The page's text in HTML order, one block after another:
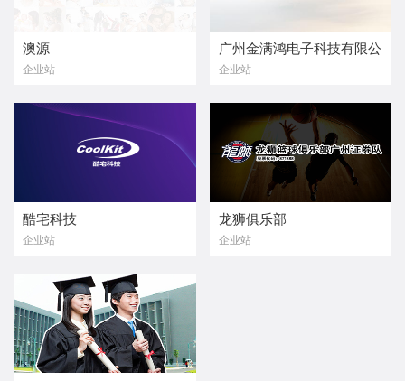
澳源
企业站
广州金满鸿电子科技有限公
司
企业站
酷宅科技
企业站
龙狮俱乐部
企业站